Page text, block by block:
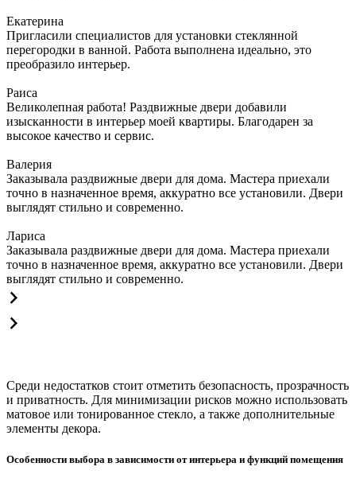
Екатерина
Пригласили специалистов для установки стеклянной
перегородки в ванной. Работа выполнена идеально, это
преобразило интерьер.
Раиса
Великолепная работа! Раздвижные двери добавили
изысканности в интерьер моей квартиры. Благодарен за
высокое качество и сервис.
Валерия
Заказывала раздвижные двери для дома. Мастера приехали
точно в назначенное время, аккуратно все установили. Двери
выглядят стильно и современно.
Лариса
Заказывала раздвижные двери для дома. Мастера приехали
точно в назначенное время, аккуратно все установили. Двери
выглядят стильно и современно.
Среди недостатков стоит отметить безопасность, прозрачность
и приватность. Для минимизации рисков можно использовать
матовое или тонированное стекло, а также дополнительные
элементы декора.
Особенности выбора в зависимости от интерьера и функций помещения